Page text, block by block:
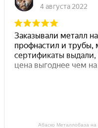
Абаско Металлобаза на